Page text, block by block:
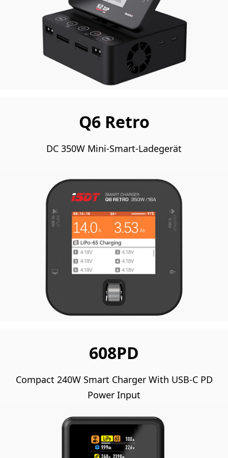
Q6 Retro
DC 350W Mini-Smart-Ladegerät
608PD
Compact 240W Smart Charger With USB-C PD
Power Input